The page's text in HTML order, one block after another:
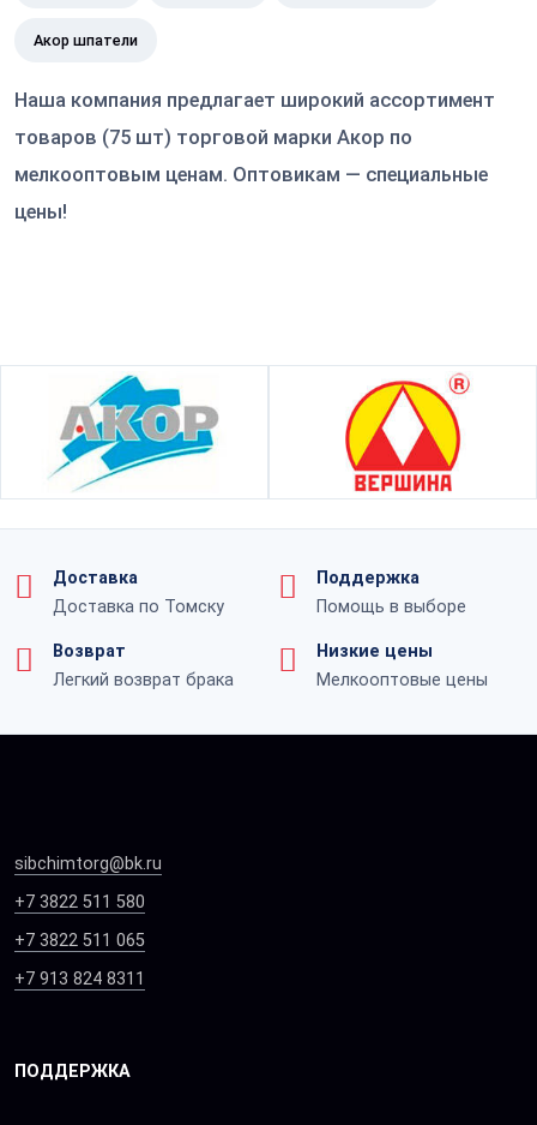
Акор шпатели
Наша компания предлагает широкий ассортимент
товаров (75 шт) торговой марки Акор по
мелкооптовым ценам. Оптовикам — специальные
цены!
Доставка
Доставка по Томску
Поддержка
Помощь в выборе
Возврат
Легкий возврат брака
Низкие цены
Мелкооптовые цены
sibchimtorg@bk.ru
+7 3822 511 580
+7 3822 511 065
+7 913 824 8311
ПОДДЕРЖКА